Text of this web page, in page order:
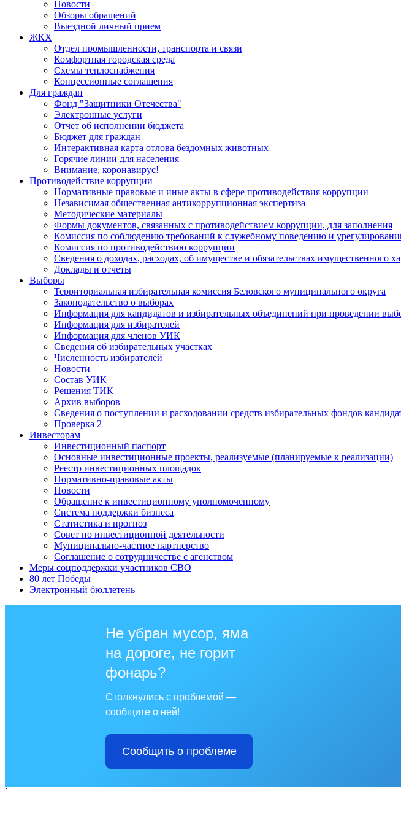
Новости
Обзоры обращений
Выездной личный прием
ЖКХ
Отдел промышленности, транспорта и связи
Комфортная городская среда
Схемы теплоснабжения
Концессионные соглашения
Для граждан
Фонд "Защитники Отечества"
Электронные услуги
Отчет об исполнении бюджета
Бюджет для граждан
Интерактивная карта отлова бездомных животных
Горячие линии для населения
Внимание, коронавирус!
Противодействие коррупции
Нормативные правовые и иные акты в сфере противодействия коррупции
Независимая общественная антикоррупционная экспертиза
Методические материалы
Формы документов, связанных с противодействием коррупции, для заполнения
Комиссия по соблюдению требований к служебному поведению и
Комиссия по противодействию коррупции
Сведения о доходах, расходах, об имуществе и обязательствах имущественного
Доклады и отчеты
Выборы
Территориальная избирательная комиссия Беловского муниципального округа
Законодательство о выборах
Информация для кандидатов и избирательных объединений при проведении
Информация для избирателей
Информация для членов УИК
Сведения об избирательных участках
Численность избирателей
Новости
Состав УИК
Решения ТИК
Архив выборов
Сведения о поступлении и расходовании средств избирательных фондов
Проверка 2
Инвесторам
Инвестиционный паспорт
Основные инвестиционные проекты, реализуемые (планируемые к реализации)
Реестр инвестиционных площадок
Нормативно-правовые акты
Новости
Обращение к инвестиционному уполномоченному
Система поддержки бизнеса
Статистика и прогноз
Совет по инвестиционной деятельности
Муниципально-частное партнерство
Соглашение о сотрудничестве с агенством
Меры соцподдержки участников СВО
80 лет Победы
Электронный бюллетень
Не убран мусор, яма
на дороге, не горит
фонарь?
Столкнулись с проблемой —
сообщите о ней!
Сообщить о проблеме
`